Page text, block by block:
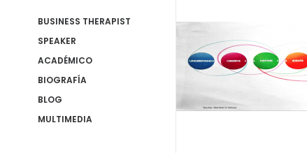
BUSINESS THERAPIST
SPEAKER
ACADÉMICO
BIOGRAFÍA
BLOG
MULTIMEDIA